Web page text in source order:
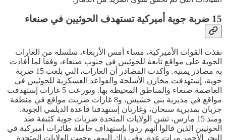
15 ضربة جوية أميركية تستهدف الحوثيين في صنعاء
نفذت القوات الأميركية، مساء أمس الأربعاء، سلسلة من الغارات
الجوية على مواقع تابعة للحوثيين في جنوب صنعاء، وفقا لما أفادت
به مصادر يمنية. وأكدت المصادر أن الغارات، التي بلغت 15 ضربة
جوية، إستهدفت مخازن الأسلحة والقواعد العسكرية للحوثيين في
العاصمة صنعاء والمناطق المحيطة بها. وتوزعت 5 غارات إستهدفت
مواقع في مديرية بني حشيش، و8 غارات ضربت مواقع في منطقة
جربان بمديرية سنحان، وغارتان إستهدفتا قاعدة الديلمي الجوية.
ومنذ 15 مارس، تشن الولايات المتحدة ضربات جوية كثيفة ضد
الحوثيين الذين قالوا أنهم ردوا بإستهداف حاملة طائرات أميركية في
البحر الأحمر مرات عدة. وفي ذاك اليوم، وجهت الولايات المتحدة